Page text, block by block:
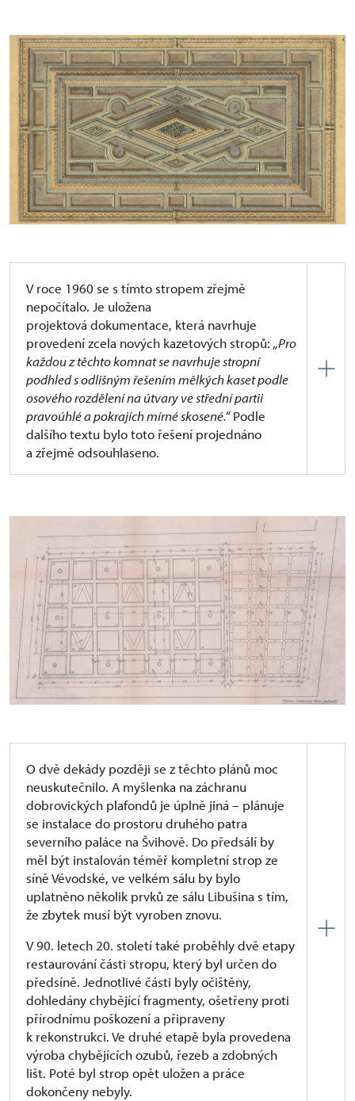
podlahy
08/2023: Hmotová rekonstrukce stropu
podle dochované dokumentace
09/2023: Návrh na inventarizaci uloženého
stropu
10/2023: Zřízení provizorní pracovní
podlahy pro ochranu historické
10-12/2023: Průzkum starší dokumentace
a orientační inventarizace stropu
V roce 1960 se s tímto stropem zřejmě
nepočítalo. Je uložena
projektová dokumentace, která navrhuje
provedení zcela nových kazetových stropů: „Pro
každou z těchto komnat se navrhuje stropní
podhled s odlišným řešením mělkých kaset podle
osového rozdělení na útvary ve střední partii
pravoúhlé a pokrajích mírné skosené.“Podle
dalšího textu bylo toto řešení projednáno
a zřejmě odsouhlaseno.
o jejich budoucím umístění:„Bylo uvažováno
o zámku Kaceřov a o zámku Horšovský Týn, kde jako
renesanční objekty prvořadého významu by plně
odpovídaly pro tento účel.“
V 60. a 70. letech 20. století tedy vůbec nebylo
v plánu instalovat další dobrovický strop na
švihovském hradě. Zajímavé je, že jsou popisovány
tři stropy zde uložené.
O dvě dekády později se z těchto plánů moc
neuskutečnilo. A myšlenka na záchranu
dobrovických plafondů je úplně jiná – plánuje
se instalace do prostoru druhého patra
severního paláce na Švihově. Do předsálí by
měl být instalován téměř kompletní strop ze
síně Vévodské, ve velkém sálu by bylo
uplatněno několik prvků ze sálu Libušina s tím,
že zbytek musí být vyroben znovu.
V 90. letech 20. století také proběhly dvě etapy
restaurování části stropu, který byl určen do
předsíně. Jednotlivé části byly očištěny,
dohledány chybějící fragmenty, ošetřeny proti
přírodnímu poškození a připraveny
k rekonstrukci. Ve druhé etapě byla provedena
výroba chybějících ozubů, řezeb a zdobných
lišt. Poté byl strop opět uložen a práce
dokončeny nebyly.